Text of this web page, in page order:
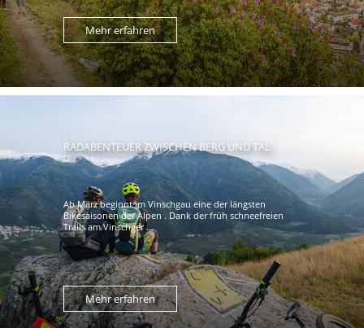
Mehr erfahren
RADABENTEUER ZWISCHEN BERG UND TAL
Ab März beginnt im Vinschgau eine der längsten
Bikesaisonen der Alpen . Dank der früh schneefreien
Trails am Vinschger ...
Mehr erfahren